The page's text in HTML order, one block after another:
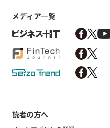
メディア一覧
読者の方へ